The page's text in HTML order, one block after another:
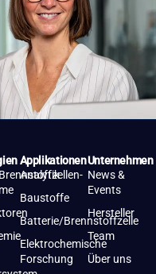
Applikationen
Analytik
Baustoffe
Batterie/Brennstoffzelle
Elektrochemische
Forschung
Unternehmen
News &
Events
Hersteller
Team
Über uns